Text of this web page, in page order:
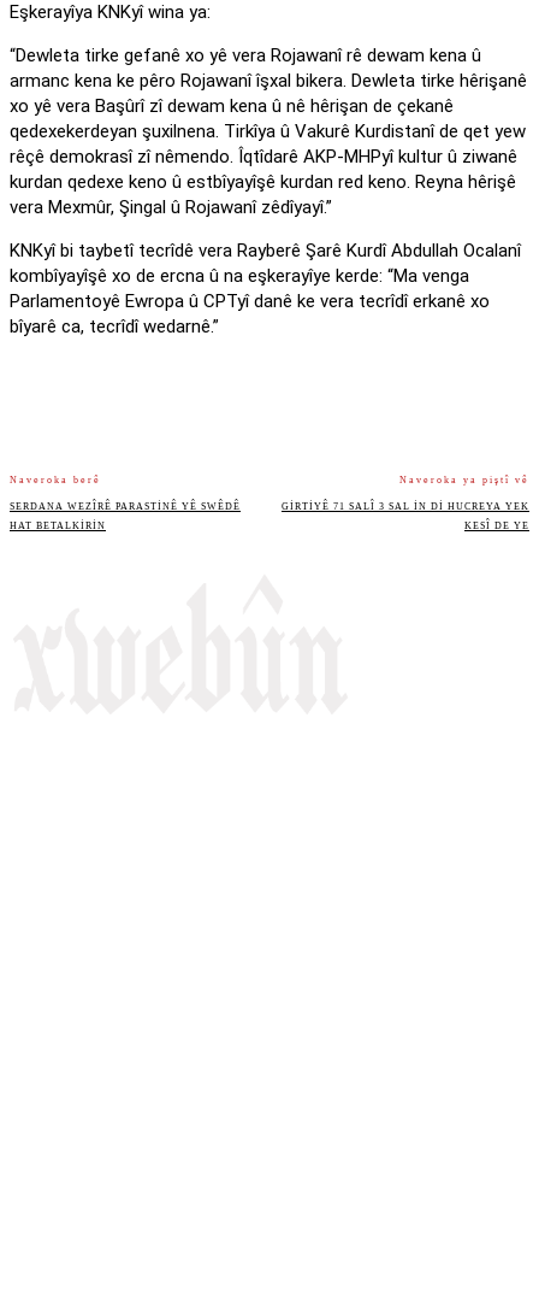
Eşkerayîya KNKyî wina ya:
“Dewleta tirke gefanê xo yê vera Rojawanî rê dewam kena û
armanc kena ke pêro Rojawanî îşxal bikera. Dewleta tirke hêrişanê
xo yê vera Başûrî zî dewam kena û nê hêrişan de çekanê
qedexekerdeyan şuxilnena. Tirkîya û Vakurê Kurdistanî de qet yew
rêçê demokrasî zî nêmendo. Îqtîdarê AKP-MHPyî kultur û ziwanê
kurdan qedexe keno û estbîyayîşê kurdan red keno. Reyna hêrişê
vera Mexmûr, Şingal û Rojawanî zêdîyayî.”
KNKyî bi taybetî tecrîdê vera Rayberê Şarê Kurdî Abdullah Ocalanî
kombîyayîşê xo de ercna û na eşkerayîye kerde: “Ma venga
Parlamentoyê Ewropa û CPTyî danê ke vera tecrîdî erkanê xo
bîyarê ca, tecrîdî wedarnê.”
Naveroka berê
SERDANA WEZÎRÊ PARASTINÊ YÊ SWÊDÊ
HAT BETALKIRIN
Naveroka ya piştî vê
GIRTIYÊ 71 SALÎ 3 SAL IN DI HUCREYA YEK
KESÎ DE YE